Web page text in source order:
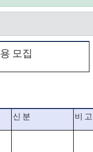
모집
신 분 비 고